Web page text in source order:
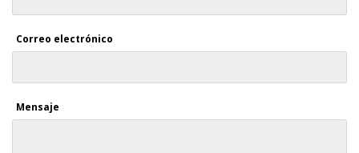
Correo electrónico
Mensaje